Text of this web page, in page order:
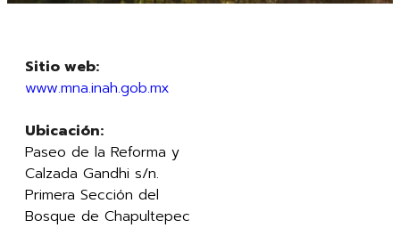
Sitio web:
www.mna.inah.gob.mx
Ubicación:
Paseo de la Reforma y
Calzada Gandhi s/n.
Primera Sección del
Bosque de Chapultepec